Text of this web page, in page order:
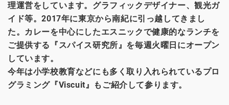
理運営をしています。グラフィックデザイナー、観光ガ
イド等。2017年に東京から南紀に引っ越してきまし
た。カレーを中心にしたエスニックで健康的なランチを
ご提供する『スパイス研究所』を毎週火曜日にオープン
しています。
今年は小学校教育などにも多く取り入れられているプロ
グラミング『Viscuit』もご紹介して参ります。